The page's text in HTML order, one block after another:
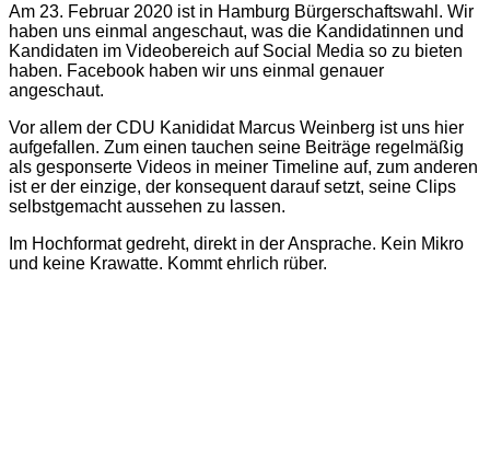
Am 23. Februar 2020 ist in Hamburg Bürgerschaftswahl. Wir
haben uns einmal angeschaut, was die Kandidatinnen und
Kandidaten im Videobereich auf Social Media so zu bieten
haben. Facebook haben wir uns einmal genauer
angeschaut.
Vor allem der CDU Kanididat Marcus Weinberg ist uns hier
aufgefallen. Zum einen tauchen seine Beiträge regelmäßig
als gesponserte Videos in meiner Timeline auf, zum anderen
ist er der einzige, der konsequent darauf setzt, seine Clips
selbstgemacht aussehen zu lassen.
Im Hochformat gedreht, direkt in der Ansprache. Kein Mikro
und keine Krawatte. Kommt ehrlich rüber.